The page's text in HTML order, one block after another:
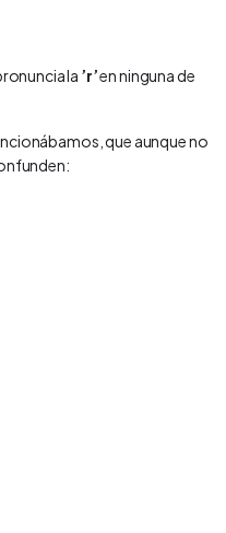
la ’r’en ninguna de
que aunque no